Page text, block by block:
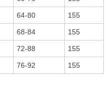
64-80 155
68-84 155
72-88 155
76-92 155